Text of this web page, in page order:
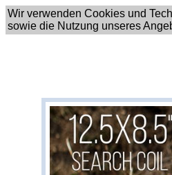
Wir verwenden Cookies und
sowie die Nutzung unseres